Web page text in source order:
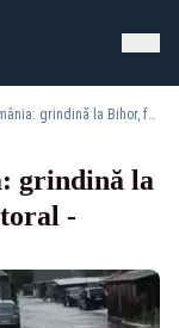
Vreme extremă în România: grindină la Bihor, furtună de nisip pe litoral - VIDEO
grindină la
-